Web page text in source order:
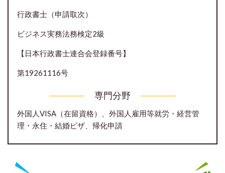
行政書士（申請取次）
ビジネス実務法務検定2級
【日本行政書士連合会登録番号】
第19261116号
専門分野
外国人VISA（在留資格）、外国人雇用等就労・経営管
理・永住・結婚ビザ、帰化申請